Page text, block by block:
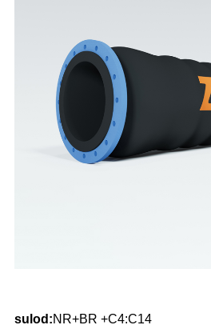
sulod:NR+BR +C4:C14